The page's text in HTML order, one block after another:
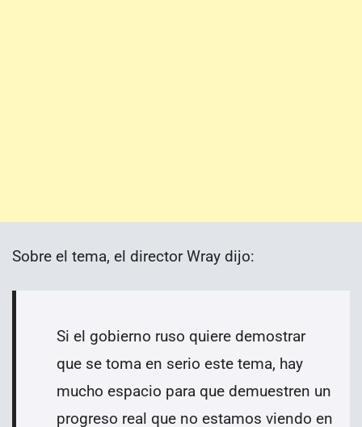
Sobre el tema, el director Wray dijo:
Si el gobierno ruso quiere demostrar
que se toma en serio este tema, hay
mucho espacio para que demuestren un
progreso real que no estamos viendo en